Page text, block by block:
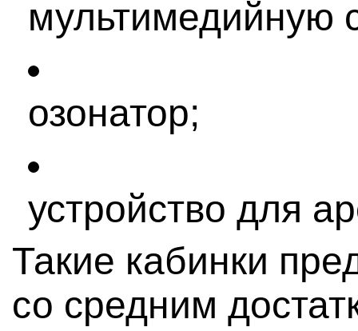
мультимедийную
озонатор;
устройство для
Такие кабинки
со средним